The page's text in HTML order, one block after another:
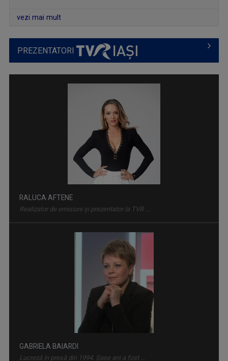
Emisiune de dezbateri pe teme sociale și de ...
Dezbatere pe subiecte din învățământul ...
vezi mai mult
PREZENTATORI
RALUCA AFTENE
Realizator de emisiuni şi prezentator la TVR ...
GABRIELA BAIARDI
Lucreză în presă din 1994. Șase ani a fost ...